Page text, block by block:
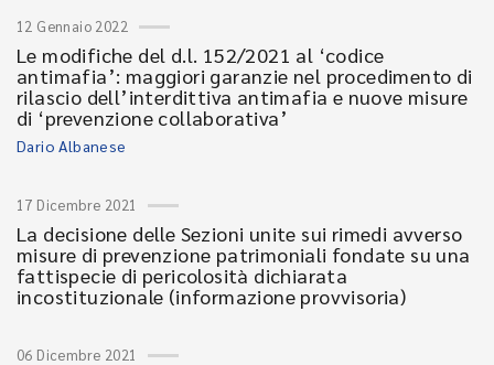
12 Gennaio 2022
Le modifiche del d.l. 152/2021 al ‘codice
antimafia’: maggiori garanzie nel procedimento di
rilascio dell’interdittiva antimafia e nuove misure
di ‘prevenzione collaborativa’
Dario Albanese
17 Dicembre 2021
La decisione delle Sezioni unite sui rimedi avverso
misure di prevenzione patrimoniali fondate su una
fattispecie di pericolosità dichiarata
incostituzionale (informazione provvisoria)
06 Dicembre 2021